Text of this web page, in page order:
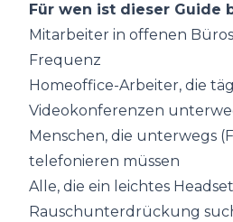
Für wen ist dieser Guide
Mitarbeiter in offenen
Frequenz
Homeoffice-Arbeiter, die
Videokonferenzen
Menschen, die unterwegs
telefonieren müssen
Alle, die ein leichtes
Rauschunterdrückung